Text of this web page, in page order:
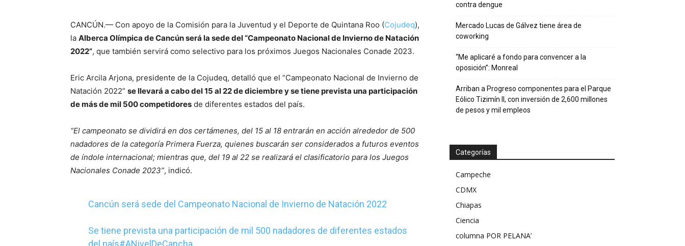
CANCÚN.— Con apoyo de la Comisión para la Juventud y el Deporte de Quintana Roo (Cojudeq),
la Alberca Olímpica de Cancún será la sede del “Campeonato Nacional de Invierno de Natación
2022”, que también servirá como selectivo para los próximos Juegos Nacionales Conade 2023.
Eric Arcila Arjona, presidente de la Cojudeq, detalló que el “Campeonato Nacional de Invierno de
Natación 2022” se llevará a cabo del 15 al 22 de diciembre y se tiene prevista una participación
de más de mil 500 competidores de diferentes estados del país.
“El campeonato se dividirá en dos certámenes, del 15 al 18 entrarán en acción alrededor de 500
nadadores de la categoría Primera Fuerza, quienes buscarán ser considerados a futuros eventos
de índole internacional; mientras que, del 19 al 22 se realizará el clasificatorio para los Juegos
Nacionales Conade 2023”, indicó.
Cancún será sede del Campeonato Nacional de Invierno de Natación 2022
Se tiene prevista una participación de mil 500 nadadores de diferentes estados
del país#ANivelDeCancha
contra dengue
Mercado Lucas de Gálvez tiene área de
coworking
“Me aplicaré a fondo para convencer a la
oposición”: Monreal
Arriban a Progreso componentes para el Parque
Eólico Tizimín II, con inversión de 2,600 millones
de pesos y mil empleos
Categorías
Campeche
CDMX
Chiapas
Ciencia
columna POR PELANA’